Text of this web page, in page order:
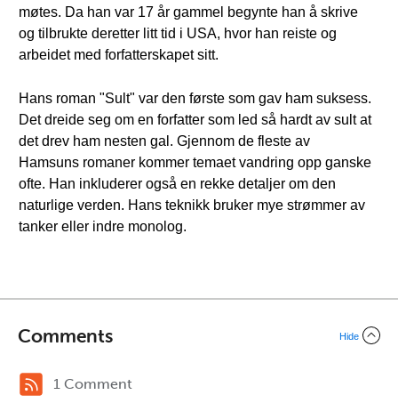
møtes. Da han var 17 år gammel begynte han å skrive
og tilbrukte deretter litt tid i USA, hvor han reiste og
arbeidet med forfatterskapet sitt.
Hans roman "Sult" var den første som gav ham suksess.
Det dreide seg om en forfatter som led så hardt av sult at
det drev ham nesten gal. Gjennom de fleste av
Hamsuns romaner kommer temaet vandring opp ganske
ofte. Han inkluderer også en rekke detaljer om den
naturlige verden. Hans teknikk bruker mye strømmer av
tanker eller indre monolog.
Comments Hide
1 Comment